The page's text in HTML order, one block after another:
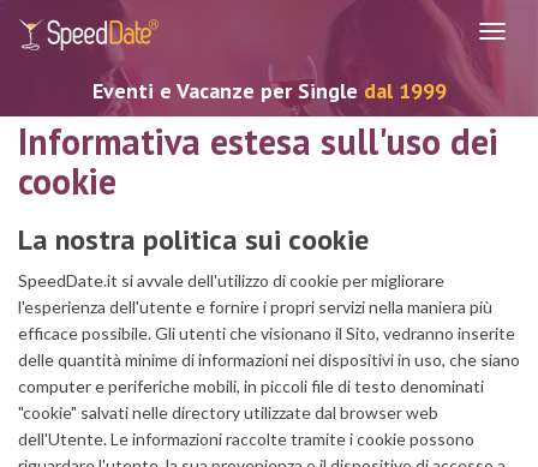
Eventi e Vacanze per Single dal 1999
Informativa estesa sull'uso dei
cookie
La nostra politica sui cookie
SpeedDate.it si avvale dell'utilizzo di cookie per migliorare
l'esperienza dell'utente e fornire i propri servizi nella maniera più
efficace possibile. Gli utenti che visionano il Sito, vedranno inserite
delle quantità minime di informazioni nei dispositivi in uso, che siano
computer e periferiche mobili, in piccoli file di testo denominati
"cookie" salvati nelle directory utilizzate dal browser web
dell'Utente. Le informazioni raccolte tramite i cookie possono